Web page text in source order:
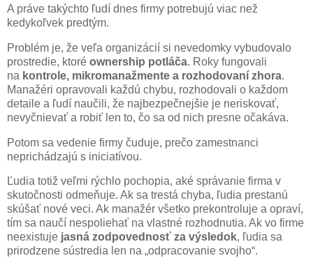
A práve takýchto ľudí dnes firmy potrebujú viac než
kedykoľvek predtým.
Problém je, že veľa organizácií si nevedomky vybudovalo
prostredie, ktoré ownership potláča. Roky fungovali
na kontrole, mikromanažmente a rozhodovaní zhora.
Manažéri opravovali každú chybu, rozhodovali o každom
detaile a ľudí naučili, že najbezpečnejšie je neriskovať,
nevyčnievať a robiť len to, čo sa od nich presne očakáva.
Potom sa vedenie firmy čuduje, prečo zamestnanci
neprichádzajú s iniciatívou.
Ľudia totiž veľmi rýchlo pochopia, aké správanie firma v
skutočnosti odmeňuje. Ak sa trestá chyba, ľudia prestanú
skúšať nové veci. Ak manažér všetko prekontroluje a opraví,
tím sa naučí nespoliehať na vlastné rozhodnutia. Ak vo firme
neexistuje jasná zodpovednosť za výsledok, ľudia sa
prirodzene sústredia len na „odpracovanie svojho“.